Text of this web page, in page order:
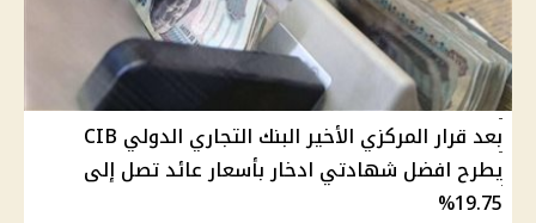
بعد قرار المركزي الأخير البنك التجاري الدولي CIB
يطرح افضل شهادتي ادخار بأسعار عائد تصل إلى
19.75%